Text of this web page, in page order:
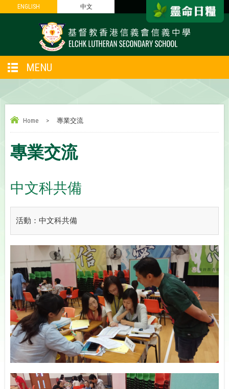
ENGLISH 中文
ENGLISH 中文
MENU
Home > 專業交流
專業交流
中文科共備
活動：中文科共備